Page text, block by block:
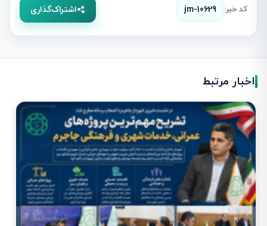
کد خبر: jm-10629 اشتراک‌گذاری
اخبار مرتبط